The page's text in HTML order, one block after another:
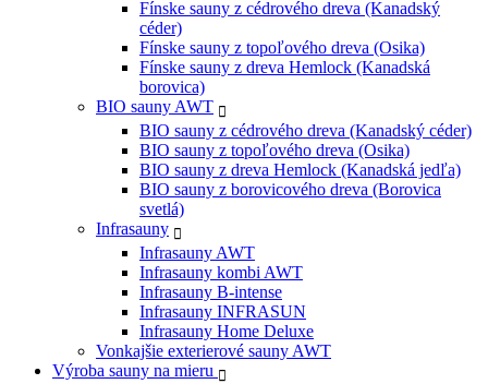
Fínske sauny z cédrového dreva (Kanadský
céder)
Fínske sauny z topoľového dreva (Osika)
Fínske sauny z dreva Hemlock (Kanadská
borovica)
BIO sauny AWT
BIO sauny z cédrového dreva (Kanadský céder)
BIO sauny z topoľového dreva (Osika)
BIO sauny z dreva Hemlock (Kanadská jedľa)
BIO sauny z borovicového dreva (Borovica
svetlá)
Infrasauny
Infrasauny AWT
Infrasauny kombi AWT
Infrasauny B-intense
Infrasauny INFRASUN
Infrasauny Home Deluxe
Vonkajšie exterierové sauny AWT
Výroba sauny na mieru